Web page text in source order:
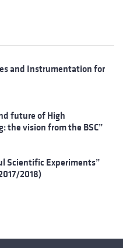
and Instrumentation for
future of High
the vision from the BSC”
Scientific Experiments”
2018)